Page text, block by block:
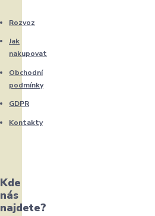
Rozvoz
Jak
nakupovat
Obchodní
podmínky
GDPR
Kontakty
Kde
nás
najdete?